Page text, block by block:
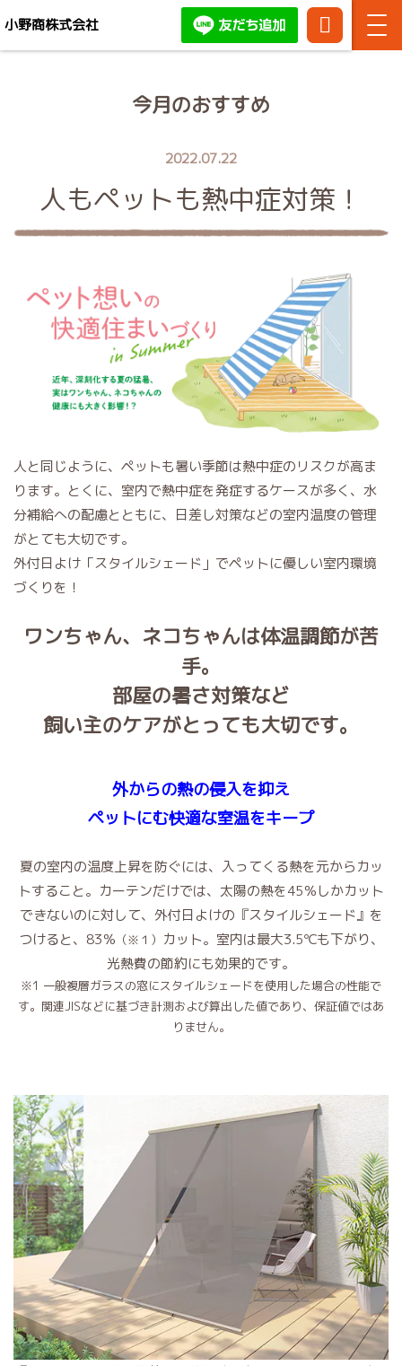
小野商株式会社
TEL:086-
今月のおすすめ
2022.07.22
人もペットも熱中症対策！
人と同じように、ペットも暑い季節は熱中症のリスクが高ま
ります。とくに、室内で熱中症を発症するケースが多く、水
分補給への配慮とともに、日差し対策などの室内温度の管理
がとても大切です。
外付日よけ「スタイルシェード」でペットに優しい室内環境
づくりを！
ワンちゃん、ネコちゃんは体温調節が苦
手。
部屋の暑さ対策など
飼い主のケアがとっても大切です。
外からの熱の侵入を抑え
ペットにむ快適な室温をキープ
夏の室内の温度上昇を防ぐには、入ってくる熱を元からカッ
トすること。カーテンだけでは、太陽の熱を45％しかカット
できないのに対して、外付日よけの『スタイルシェード』を
つけると、83％ （※１） カット。室内は最大3.5℃も下がり、
光熱費の節約にも効果的です。
※1 一般複層ガラスの窓にスタイルシェードを使用した場合の性能で
す。関連JISなどに基づき計測および算出した値であり、保証値ではあ
りません。